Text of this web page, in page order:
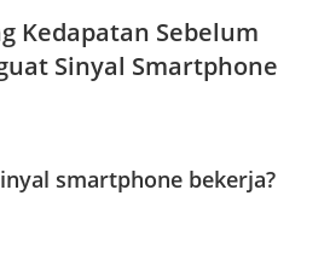
Kedapatan Sebelum
Sinyal Smartphone
smartphone bekerja?